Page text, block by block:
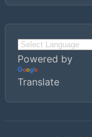
Powered by
Translate